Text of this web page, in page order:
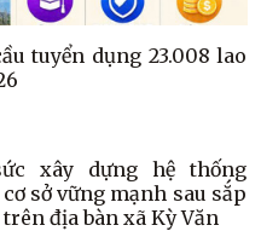
tuyển dụng 23.008 lao
xây dựng hệ thống
sở vững mạnh sau sắp
địa bàn xã Kỳ Văn